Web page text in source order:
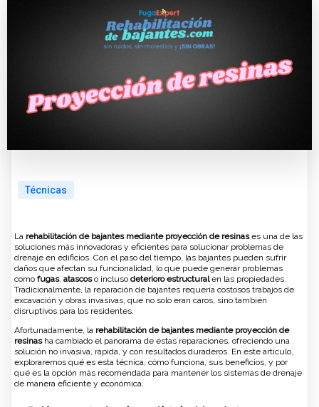
Técnicas
La rehabilitación de bajantes mediante proyección de resinases una de las
soluciones más innovadoras y eficientes para solucionar problemas de
drenaje en edificios. Con el paso del tiempo, las bajantes pueden sufrir
daños que afectan su funcionalidad, lo que puede generar problemas
como fugas, atascoso incluso deterioro estructuralen las propiedades.
Tradicionalmente, la reparación de bajantes requería costosos trabajos de
excavación y obras invasivas, que no solo eran caros, sino también
disruptivos para los residentes.
Afortunadamente, la rehabilitación de bajantes mediante proyección de
resinasha cambiado el panorama de estas reparaciones, ofreciendo una
solución no invasiva, rápida, y con resultados duraderos. En este artículo,
exploraremos qué es esta técnica, cómo funciona, sus beneficios, y por
qué es la opción más recomendada para mantener los sistemas de drenaje
de manera eficiente y económica.